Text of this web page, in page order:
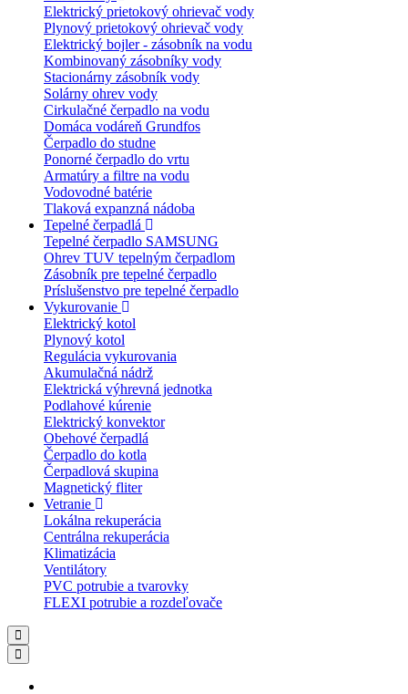
Elektrický prietokový ohrievač vody
Plynový prietokový ohrievač vody
Elektrický bojler - zásobník na vodu
Kombinovaný zásobníky vody
Stacionárny zásobník vody
Solárny ohrev vody
Cirkulačné čerpadlo na vodu
Domáca vodáreň Grundfos
Čerpadlo do studne
Ponorné čerpadlo do vrtu
Armatúry a filtre na vodu
Vodovodné batérie
Tlaková expanzná nádoba
Tepelné čerpadlá
Tepelné čerpadlo SAMSUNG
Ohrev TUV tepelným čerpadlom
Zásobník pre tepelné čerpadlo
Príslušenstvo pre tepelné čerpadlo
Vykurovanie
Elektrický kotol
Plynový kotol
Regulácia vykurovania
Akumulačná nádrž
Elektrická výhrevná jednotka
Podlahové kúrenie
Elektrický konvektor
Obehové čerpadlá
Čerpadlo do kotla
Čerpadlová skupina
Magnetický fliter
Vetranie
Lokálna rekuperácia
Centrálna rekuperácia
Klimatizácia
Ventilátory
PVC potrubie a tvarovky
FLEXI potrubie a rozdeľovače